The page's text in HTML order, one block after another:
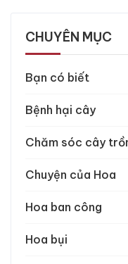
CHUYÊN MỤC
Bạn có biết
Bệnh hại cây
Chăm sóc cây
Chuyện của Hoa
Hoa ban công
Hoa bụi